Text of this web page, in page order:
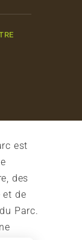
est
des
et de
Parc.